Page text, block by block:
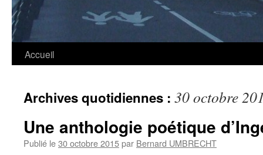
Accueil
Archives quotidiennes : 30 octobre
Une anthologie poétique
Publié le30 octobre 2015par Bernard UMBRECHT